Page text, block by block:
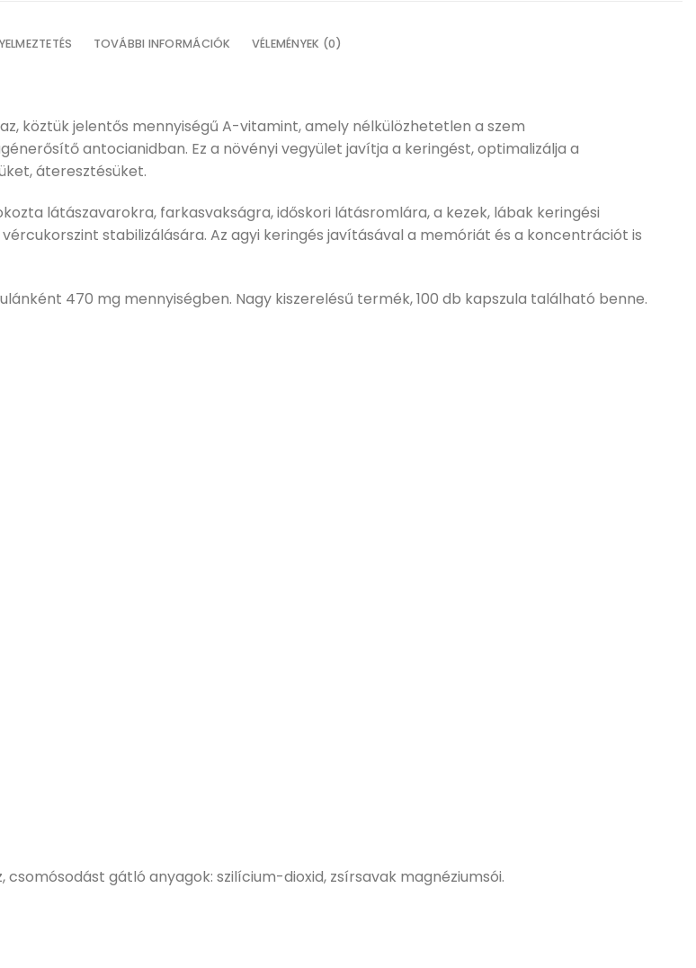
TOVÁBBI INFORMÁCIÓK VÉLEMÉNYEK (0)
köztük jelentős mennyiségű A-vitamint, amely nélkülözhetetlen a szem
antocianidban. Ez a növényi vegyület javítja a keringést, optimalizálja a
áteresztésüket.
látászavarokra, farkasvakságra, időskori látásromlára, a kezek, lábak keringési
stabilizálására. Az agyi keringés javításával a memóriát és a koncentrációt is
470 mg mennyiségben. Nagy kiszerelésű termék, 100 db kapszula található benne.
gátló anyagok: szilícium-dioxid, zsírsavak magnéziumsói.